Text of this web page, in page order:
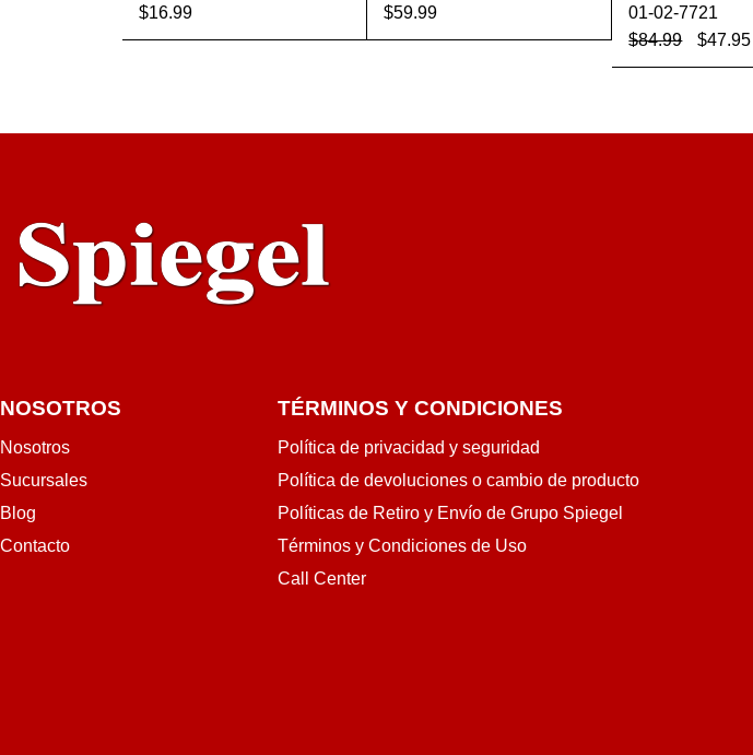
$16.99
AÑADIR AL CA
VISTA
$59.99
AÑADIR AL CA
VISTA
01-02-7721
$84.99 $47.95
AÑADIR AL CA
NOSOTROS
Nosotros
Sucursales
Blog
Contacto
TÉRMINOS Y CONDICIONES
Política de privacidad y seguridad
Política de devoluciones o cambio de producto
Políticas de Retiro y Envío de Grupo Spiegel
Términos y Condiciones de Uso
Call Center